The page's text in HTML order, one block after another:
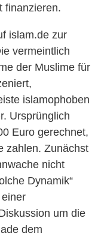
finanzieren.
islam.de zur
vermeintlich
der Muslime für
islamophoben
Ursprünglich
Euro gerechnet,
zahlen. Zunächst
nicht
Dynamik“
um die
dem